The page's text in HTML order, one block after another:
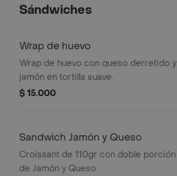
Sándwiches
Wrap de huevo
Wrap de huevo con queso derretido y
jamón en tortilla suave.
$ 15.000
Sandwich Jamón y Queso
Croissant de 110gr con doble porción
de Jamón y Queso